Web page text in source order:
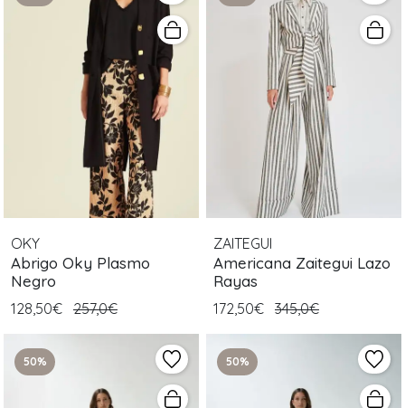
OKY
Abrigo Oky Plasmo
Negro
128,50€ 257,0€
ZAITEGUI
Americana Zaitegui Lazo
Rayas
172,50€ 345,0€
50% 50%